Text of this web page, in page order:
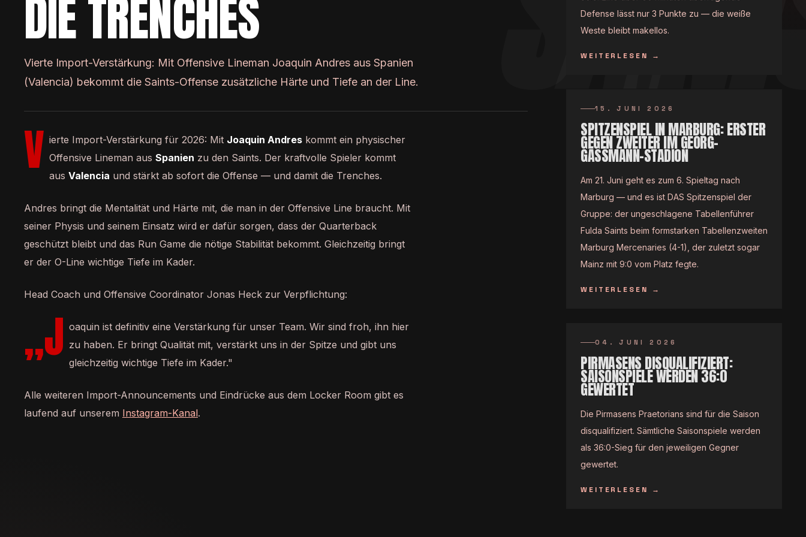
DIE TRENCHES
Vierte Import-Verstärkung: Mit Offensive Lineman Joaquin Andres aus Spanien
(Valencia) bekommt die Saints-Offense zusätzliche Härte und Tiefe an der Line.
V ierte Import-Verstärkung für 2026: Mit Joaquin Andres kommt ein physischer
Offensive Lineman aus Spanien zu den Saints. Der kraftvolle Spieler kommt
aus Valencia und stärkt ab sofort die Offense — und damit die Trenches.
Andres bringt die Mentalität und Härte mit, die man in der Offensive Line braucht. Mit
seiner Physis und seinem Einsatz wird er dafür sorgen, dass der Quarterback
geschützt bleibt und das Run Game die nötige Stabilität bekommt. Gleichzeitig bringt
er der O-Line wichtige Tiefe im Kader.
Head Coach und Offensive Coordinator Jonas Heck zur Verpflichtung:
„J oaquin ist definitiv eine Verstärkung für unser Team. Wir sind froh, ihn hier
zu haben. Er bringt Qualität mit, verstärkt uns in der Spitze und gibt uns
gleichzeitig wichtige Tiefe im Kader."
Alle weiteren Import-Announcements und Eindrücke aus dem Locker Room gibt es
laufend auf unserem Instagram-Kanal.
Defense lässt nur 3 Punkte zu — die weiße
Weste bleibt makellos.
WEITERLESEN →
15. JUNI 2026
SPITZENSPIEL IN MARBURG: ERSTER
GEGEN ZWEITER IM GEORG-
GASSMANN-STADION
Am 21. Juni geht es zum 6. Spieltag nach
Marburg — und es ist DAS Spitzenspiel der
Gruppe: der ungeschlagene Tabellenführer
Fulda Saints beim formstarken Tabellenzweiten
Marburg Mercenaries (4-1), der zuletzt sogar
Mainz mit 9:0 vom Platz fegte.
WEITERLESEN →
04. JUNI 2026
PIRMASENS DISQUALIFIZIERT:
SAISONSPIELE WERDEN 36:0
GEWERTET
Die Pirmasens Praetorians sind für die Saison
disqualifiziert. Sämtliche Saisonspiele werden
als 36:0-Sieg für den jeweiligen Gegner
gewertet.
WEITERLESEN →